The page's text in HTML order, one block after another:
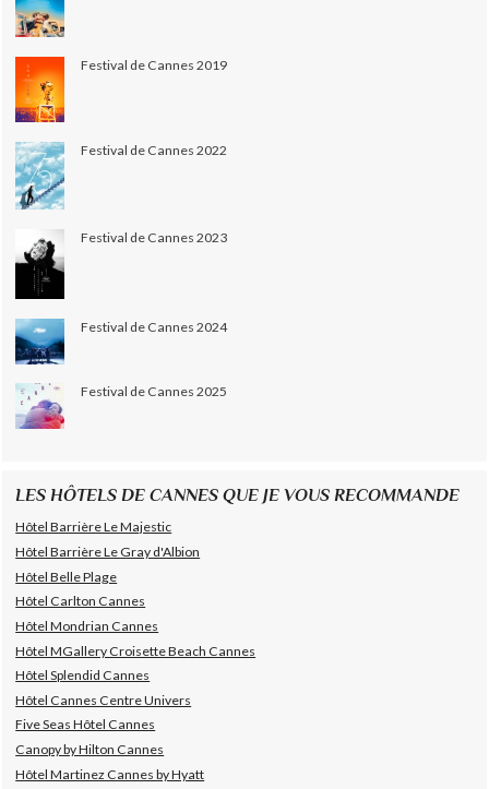
Festival de Cannes 2019
Festival de Cannes 2022
Festival de Cannes 2023
Festival de Cannes 2024
Festival de Cannes 2025
LES HÔTELS DE CANNES QUE JE VOUS RECOMMANDE
Hôtel Barrière Le Majestic
Hôtel Barrière Le Gray d'Albion
Hôtel Belle Plage
Hôtel Carlton Cannes
Hôtel Mondrian Cannes
Hôtel MGallery Croisette Beach Cannes
Hôtel Splendid Cannes
Hôtel Cannes Centre Univers
Five Seas Hôtel Cannes
Canopy by Hilton Cannes
Hôtel Martinez Cannes by Hyatt